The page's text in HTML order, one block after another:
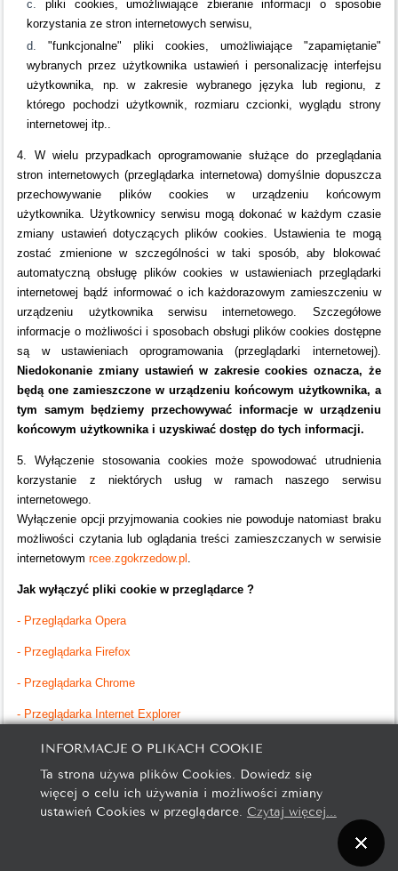
pliki cookies, umożliwiające zbieranie informacji o sposobie
korzystania ze stron internetowych serwisu,
"funkcjonalne" pliki cookies, umożliwiające "zapamiętanie"
wybranych przez użytkownika ustawień i personalizację interfejsu
użytkownika, np. w zakresie wybranego języka lub regionu, z
którego pochodzi użytkownik, rozmiaru czcionki, wyglądu strony
internetowej itp..
4. W wielu przypadkach oprogramowanie służące do przeglądania
stron internetowych (przeglądarka internetowa) domyślnie dopuszcza
przechowywanie plików cookies w urządzeniu końcowym
użytkownika. Użytkownicy serwisu mogą dokonać w każdym czasie
zmiany ustawień dotyczących plików cookies. Ustawienia te mogą
zostać zmienione w szczególności w taki sposób, aby blokować
automatyczną obsługę plików cookies w ustawieniach przeglądarki
internetowej bądź informować o ich każdorazowym zamieszczeniu w
urządzeniu użytkownika serwisu internetowego. Szczegółowe
informacje o możliwości i sposobach obsługi plików cookies dostępne
są w ustawieniach oprogramowania (przeglądarki internetowej).
Niedokonanie zmiany ustawień w zakresie cookies oznacza, że
będą one zamieszczone w urządzeniu końcowym użytkownika, a
tym samym będziemy przechowywać informacje w urządzeniu
końcowym użytkownika i uzyskiwać dostęp do tych informacji.
5. Wyłączenie stosowania cookies może spowodować utrudnienia
korzystanie z niektórych usług w ramach naszego serwisu
internetowego.
Wyłączenie opcji przyjmowania cookies nie powoduje natomiast braku
możliwości czytania lub oglądania treści zamieszczanych w serwisie
internetowymrcee.zgokrzedow.pl .
Jak wyłączyć pliki cookie w przeglądarce ?
- Przeglądarka Opera
- Przeglądarka Firefox
- Przeglądarka Chrome
- Przeglądarka Internet Explorer
- Przeglądarka Safari
INFORMACJE O PLIKACH COOKIE
Ta strona używa plików Cookies. Dowiedz się
więcej o celu ich używania i możliwości zmiany
ustawień Cookies w przeglądarce. Czytaj więcej...